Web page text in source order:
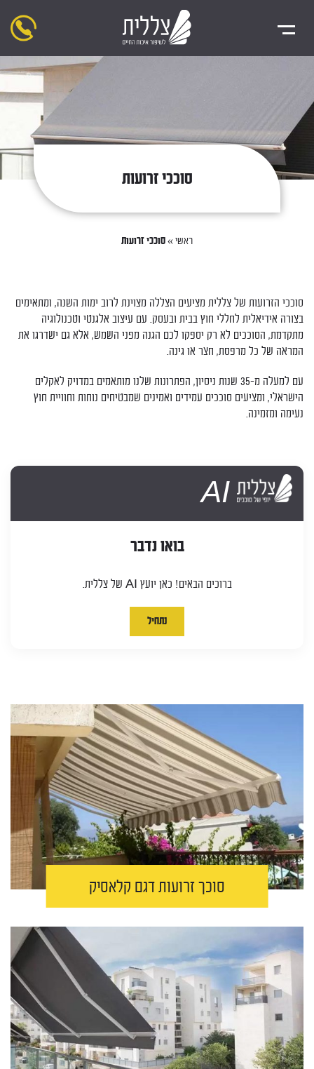
סוככי זרועות
ראשי»סוככי זרועות
סוככי הזרועות של צללית מציעים הצללה מצוינת לרוב ימות השנה, ומתאימים
בצורה אידיאלית לחללי חוץ בבית ובעסק. עם עיצוב אלגנטי וטכנולוגיה
מתקדמת, הסוככים לא רק יספקו לכם הגנה מפני השמש, אלא גם ישדרגו את
המראה של כל מרפסת, חצר או גינה.
עם למעלה מ-35 שנות ניסיון, הפתרונות שלנו מותאמים במדויק לאקלים
הישראלי, ומציעים סוככים עמידים ואמינים שמבטיחים נוחות וחוויית חוץ
נעימה ומזמינה.
AI
בואו נדבר
ברוכים הבאים! כאן יועץ AI של צללית.
נתחיל
סוכך זרועות דגם קלאסיק